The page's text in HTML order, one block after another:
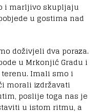
i marljivo skupljaju
u gostima nad
doživjeli dva poraza.
u Mrkonjić Gradu i
Imali smo i
morali izdržavati
poslije toga nas je
u istom ritmu, a